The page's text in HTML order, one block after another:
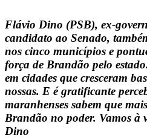
Flávio Dino (PSB), ex-
candidato ao Senado,
nos cinco municípios e
força de Brandão pelo
em cidades que cresceram
nossas. E é gratificante
maranhenses sabem que
Brandão no poder. Vamos à
Dino